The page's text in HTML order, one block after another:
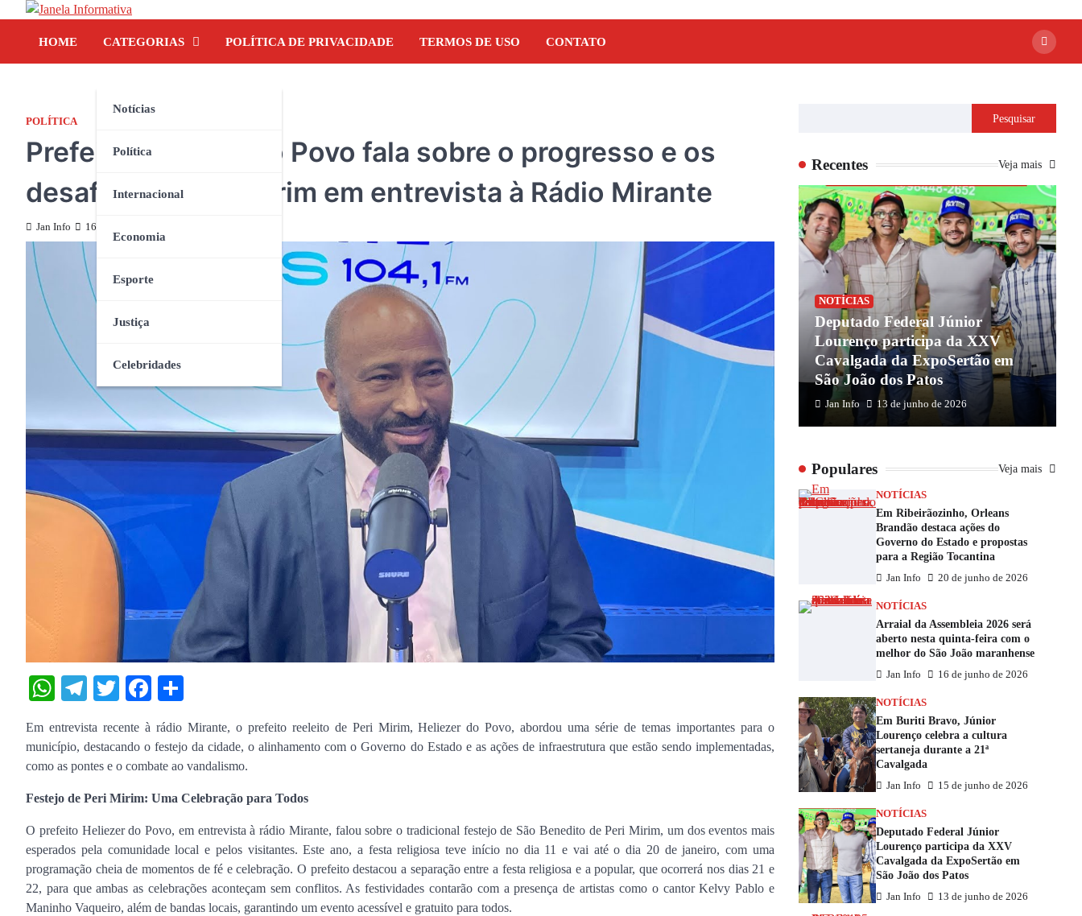
HOME CATEGORIAS
Notícias
Política
Internacional
Economia
Esporte
Justiça
Celebridades
POLÍTICA DE PRIVACIDADE TERMOS DE USO CONTATO
POLÍTICA
Prefeito Heliezer do Povo fala sobre o progresso e os
desafios de Peri Mirim em entrevista à Rádio Mirante
Jan Info 16 de janeiro de 2025
WhatsApp
Telegram
TwitterFacebook
Em entrevista recente à rádio Mirante, o prefeito reeleito de Peri Mirim, Heliezer do Povo, abordou uma série de temas importantes para o
município, destacando o festejo da cidade, o alinhamento com o Governo do Estado e as ações de infraestrutura que estão sendo implementadas,
como as pontes e o combate ao vandalismo.
Festejo de Peri Mirim: Uma Celebração para Todos
O prefeito Heliezer do Povo, em entrevista à rádio Mirante, falou sobre o tradicional festejo de São Benedito de Peri Mirim, um dos eventos mais
esperados pela comunidade local e pelos visitantes. Este ano, a festa religiosa teve início no dia 11 e vai até o dia 20 de janeiro, com uma
programação cheia de momentos de fé e celebração. O prefeito destacou a separação entre a festa religiosa e a popular, que ocorrerá nos dias 21 e
22, para que ambas as celebrações aconteçam sem conflitos. As festividades contarão com a presença de artistas como o cantor Kelvy Pablo e
Maninho Vaqueiro, além de bandas locais, garantindo um evento acessível e gratuito para todos.
Pesquisar
Recentes Veja mais
DENÚNCIA
Pseudo-blogueiro da região de
Presidente Dutra estaria coagindo
empresário ligado ao Governo do
Estado
Jan Info 11 de junho de 2026
NOTÍCIAS
Deputado Federal Júnior
Lourenço participa da XXV
Cavalgada da ExpoSertão em
São João dos Patos
Jan Info 13 de junho de 2026
Populares Veja mais
NOTÍCIAS
Em Ribeirãozinho, Orleans
Brandão destaca ações do
Governo do Estado e propostas
para a Região Tocantina
Jan Info 20 de junho de 2026
NOTÍCIAS
Arraial da Assembleia 2026 será
aberto nesta quinta-feira com o
melhor do São João maranhense
Jan Info 16 de junho de 2026
NOTÍCIAS
Em Buriti Bravo, Júnior
Lourenço celebra a cultura
sertaneja durante a 21ª
Cavalgada
Jan Info 15 de junho de 2026
NOTÍCIAS
Deputado Federal Júnior
Lourenço participa da XXV
Cavalgada da ExpoSertão em
São João dos Patos
Jan Info 13 de junho de 2026